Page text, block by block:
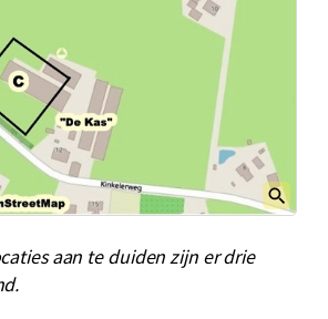
aan te duiden zijn er drie